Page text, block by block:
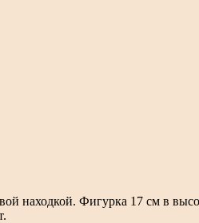
находкой. Фигурка 17 см в